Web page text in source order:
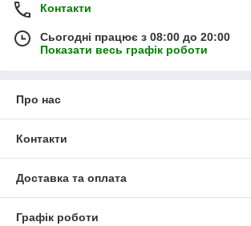
Контакти
Сьогодні працює з 08:00 до 20:00
Показати весь графік роботи
Про нас
Контакти
Доставка та оплата
Графік роботи